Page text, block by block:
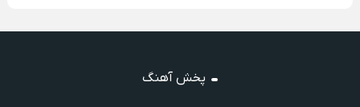
پخش آهنگ